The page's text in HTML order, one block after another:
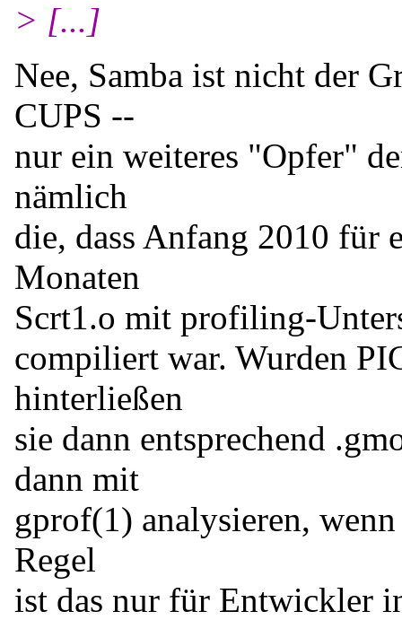
> [...]
Nee, Samba ist nicht der
CUPS --
nur ein weiteres "Opfer"
nämlich
die, dass Anfang 2010 für
Monaten
Scrt1.o mit profiling-
compiliert war. Wurden
hinterließen
sie dann entsprechend
dann mit
gprof(1) analysieren,
Regel
ist das nur für Entwickler